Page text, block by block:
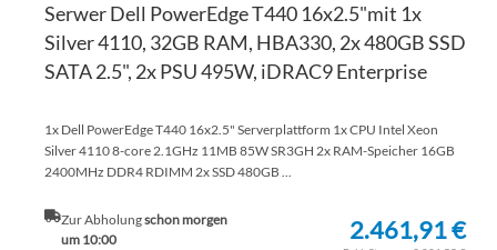
Serwer Dell PowerEdge T440 16x2.5"mit 1x
Silver 4110, 32GB RAM, HBA330, 2x 480GB SSD
SATA 2.5", 2x PSU 495W, iDRAC9 Enterprise
1x Dell PowerEdge T440 16x2.5" Serverplattform 1x CPU Intel Xeon
Silver 4110 8-core 2.1GHz 11MB 85W SR3GH 2x RAM-Speicher 16GB
2400MHz DDR4 RDIMM 2x SSD 480GB ...
Zur Abholungschon morgen
um 10:00
2.461,91 €